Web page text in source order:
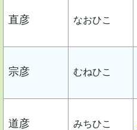
直彦 なおひこ
宗彦 むねひこ
道彦 みちひこ